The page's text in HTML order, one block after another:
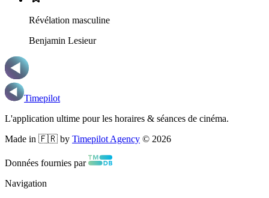
Révélation masculine
Benjamin Lesieur
Timepilot
L'application ultime pour les horaires & séances de cinéma.
Made in 🇫🇷 by Timepilot Agency © 2026
Données fournies par
Navigation